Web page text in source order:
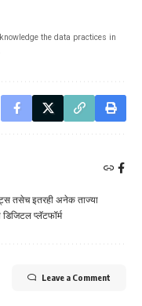
the data practices in
तसेच इतरही अनेक ताज्या
डिजिटल प्लॅटफॉर्म
Leave a Comment